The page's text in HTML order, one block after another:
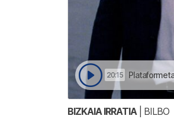
20:15
BIZKAIA IRRATIA| BILBO